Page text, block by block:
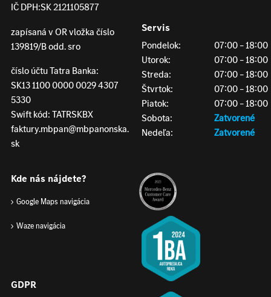
IČ DPH:SK 2121105877
zapísaná v OR vložka číslo
139819/B odd. sro
číslo účtu Tatra Banka:
SK13 1100 0000 0029 4307
5330
Swift kód: TATRSKBX
faktury.mbpan@mbpanonska.
sk
Servis
Pondelok:
07:00 – 18:00
Utorok:
07:00 – 18:00
Streda:
07:00 – 18:00
Štvrtok:
07:00 – 18:00
Piatok:
07:00 – 18:00
Sobota:
Zatvorené
Nedeľa:
Zatvorené
Kde nás nájdete?
Google Maps navigácia
Waze navigácia
GDPR